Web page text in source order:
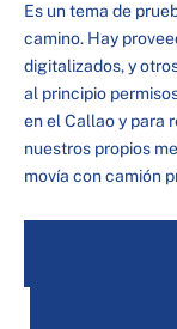
Es un tema de
camino. Hay
digitalizados, y
al principio
en el Callao y para
nuestros propios
movía con camión